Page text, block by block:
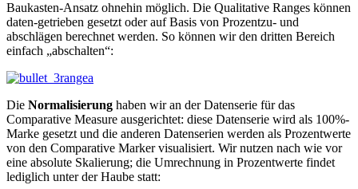
Baukasten-Ansatz ohnehin möglich. Die Qualitative Ranges können
daten-getrieben gesetzt oder auf Basis von Prozentzu- und
abschlägen berechnet werden. So können wir den dritten Bereich
einfach „abschalten“:
Die Normalisierung haben wir an der Datenserie für das
Comparative Measure ausgerichtet: diese Datenserie wird als 100%-
Marke gesetzt und die anderen Datenserien werden als Prozentwerte
von den Comparative Marker visualisiert. Wir nutzen nach wie vor
eine absolute Skalierung; die Umrechnung in Prozentwerte findet
lediglich unter der Haube statt: